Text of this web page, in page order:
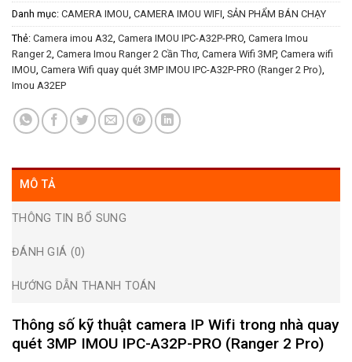
Danh mục: CAMERA IMOU CAMERA IMOU WIFI SẢN PHẨM BÁN CHẠY
Thẻ: Camera imou A32 Camera IMOU IPC-A32P-PRO Camera Imou
Ranger 2 Camera Imou Ranger 2 Cần Thơ, Camera Wifi 3MP, Camera wifi
IMOU Camera Wifi quay quét 3MP IMOU IPC-A32P-PRO (Ranger 2 Pro)
Imou A32EP
MÔ TẢ
THÔNG TIN BỔ SUNG
ĐÁNH GIÁ (0)
HƯỚNG DẪN THANH TOÁN
Thông số kỹ thuật camera IP Wifi trong nhà quay
quét 3MP IMOU IPC-A32P-PRO (Ranger 2 Pro)